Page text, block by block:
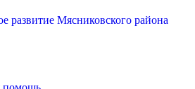
развитие Мясниковского района